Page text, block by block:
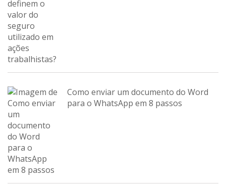
Como enviar um documento do Word
para o WhatsApp em 8 passos